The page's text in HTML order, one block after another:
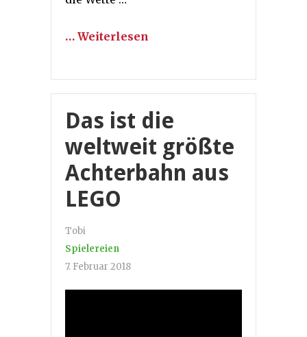
… Weiterlesen
Das ist die
weltweit größte
Achterbahn aus
LEGO
Tobi
Spielereien
7. Februar 2018